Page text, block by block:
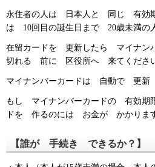
永住者の人は 日本人と 同じ 有効期
は 10回目の誕生日まで 20歳未満の
在留カードを 更新したら マイナン
切れる 前に 区役所へ 来てください
マイナンバーカードは 自動で 更新
もし マイナンバーカードの 有効
ドを 作るのには お金が かかります
【誰が 手続き できるか？】